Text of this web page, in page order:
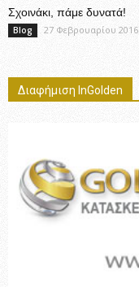
Σχοινάκι, πάμε δυνατά!
Blog 27 Φεβρουαρίου 2016
Διαφήμιση InGolden